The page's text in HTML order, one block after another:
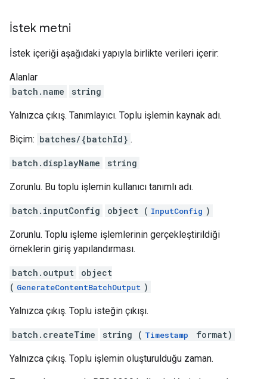
İstek metni
İstek içeriği aşağıdaki yapıyla birlikte verileri içerir:
Alanlar
batch.name
string
Yalnızca çıkış. Tanımlayıcı. Toplu işlemin kaynak adı.
Biçim: batches/{batchId} .
batch.displayName string
Zorunlu. Bu toplu işlemin kullanıcı tanımlı adı.
batch.inputConfig object ( InputConfig )
Zorunlu. Toplu işleme işlemlerinin gerçekleştirildiği
örneklerin giriş yapılandırması.
batch.output
object
( GenerateContentBatchOutput )
Yalnızca çıkış. Toplu isteğin çıkışı.
batch.createTime string ( Timestamp format)
Yalnızca çıkış. Toplu işlemin oluşturulduğu zaman.